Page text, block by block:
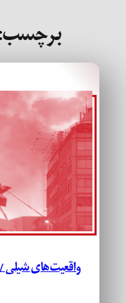
واقعیت‌های شیلی